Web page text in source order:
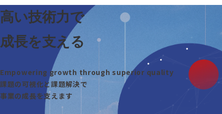
高い技術力で
成長を支える
Empowering growth through superior quality
課題の可視化と課題解決で
事業の成長を支えます